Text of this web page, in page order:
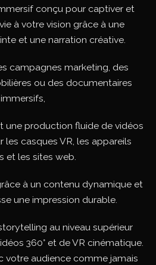
conçu pour captiver et
à votre vision grâce à une
et une narration créative.
campagnes marketing, des
ou des documentaires
immersifs,
une production fluide de vidéos
les casques VR, les appareils
et les sites web.
à un contenu dynamique et
une impression durable.
au niveau supérieur
360° et de VR cinématique.
votre audience comme jamais